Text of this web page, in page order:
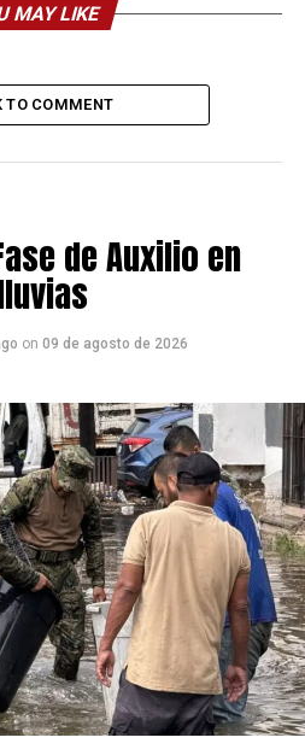
MAY LIKE
TO COMMENT
de Auxilio en
on 09 de agosto de 2026